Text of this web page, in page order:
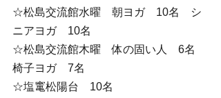
☆松島交流館水曜　朝ヨガ　10名　シ
ニアヨガ　10名
☆松島交流館木曜　体の固い人　6名
椅子ヨガ　7名
☆塩竃松陽台　10名